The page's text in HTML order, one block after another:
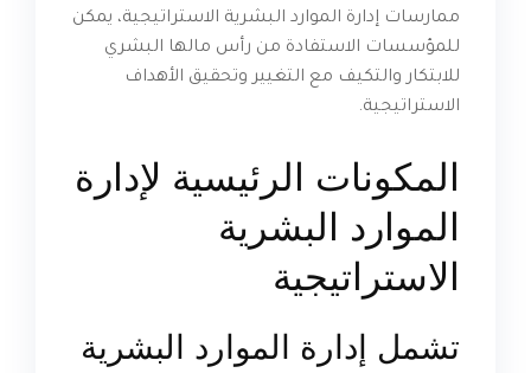
ممارسات إدارة الموارد البشرية الاستراتيجية، يمكن
للمؤسسات الاستفادة من رأس مالها البشري
للابتكار والتكيف مع التغيير وتحقيق الأهداف
الاستراتيجية.
المكونات الرئيسية لإدارة
الموارد البشرية
الاستراتيجية
تشمل إدارة الموارد البشرية